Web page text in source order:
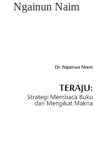
Ngainun Naim